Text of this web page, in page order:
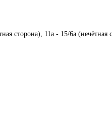
сторона), 11а - 15/6а